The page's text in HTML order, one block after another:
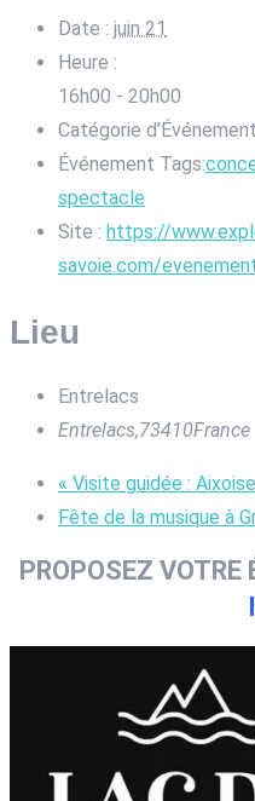
Date : juin 21
Heure :
16h00 - 20h00
Catégorie
Événement Tags:
spectacle
Site : https://
savoie.com/
Lieu
Entrelacs
Entrelacs,73410France
« Visite guidée :
Fête de la musique à
PROPOSEZ VOTRE